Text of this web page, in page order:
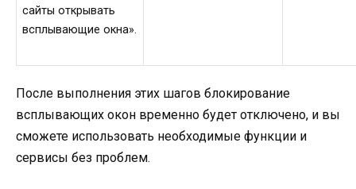
сайты открывать
всплывающие окна».
После выполнения этих шагов блокирование
всплывающих окон временно будет отключено, и вы
сможете использовать необходимые функции и
сервисы без проблем.